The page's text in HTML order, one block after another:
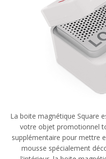
La boite magnétique Square
votre objet promotionnel
supplémentaire pour mettre
mousse spécialement